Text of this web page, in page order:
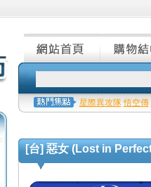
星際異攻隊 悟空傳
[台] 惡女 (Lost in